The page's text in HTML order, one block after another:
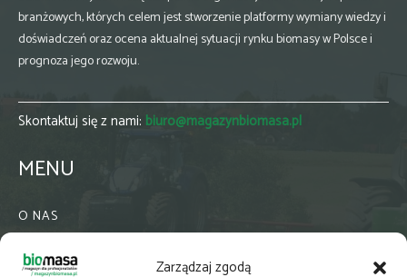
Zarządzaj zgodą
branżowych, których celem jest stworzenie platformy wymiany wiedzy i
doświadczeń oraz ocena aktualnej sytuacji rynku biomasy w Polsce i
prognoza jego rozwoju.
Skontaktuj się z nami: biuro@magazynbiomasa.pl
MENU
O NAS
WSPÓŁPRACA